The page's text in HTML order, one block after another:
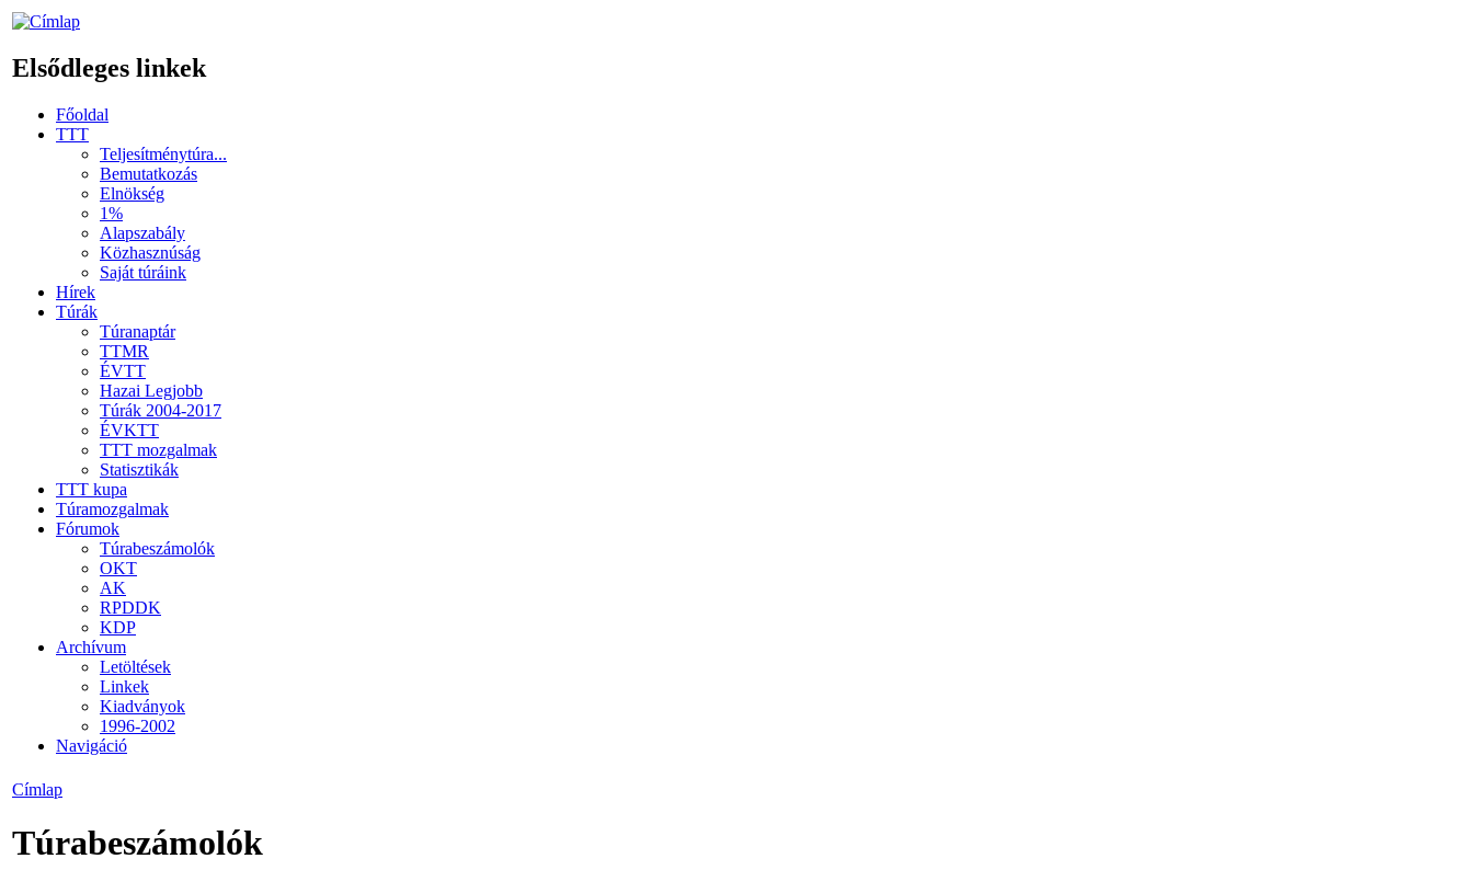
Elsődleges linkek
Főoldal
TTT
Teljesítménytúra...
Bemutatkozás
Elnökség
1%
Alapszabály
Közhasznúság
Saját túráink
Hírek
Túrák
Túranaptár
TTMR
ÉVTT
Hazai Legjobb
Túrák 2004-2017
ÉVKTT
TTT mozgalmak
Statisztikák
TTT kupa
Túramozgalmak
Fórumok
Túrabeszámolók
OKT
AK
RPDDK
KDP
Archívum
Letöltések
Linkek
Kiadványok
1996-2002
Navigáció
Címlap
Túrabeszámolók